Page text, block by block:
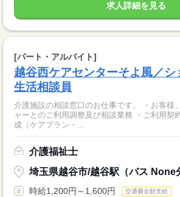
求人詳細を見る
[パート・アルバイト]
越谷西ケアセンターそよ風／シ
生活相談員
介護施設の相談窓口のお仕事です。 ・お客様
ャーとのご利用調整及び相談業務 ・ご利用契
成（ケアプラン・...
介護福祉士
埼玉県越谷市/越谷駅（バス None
時給1,200円～1,600円 交通費全額支給